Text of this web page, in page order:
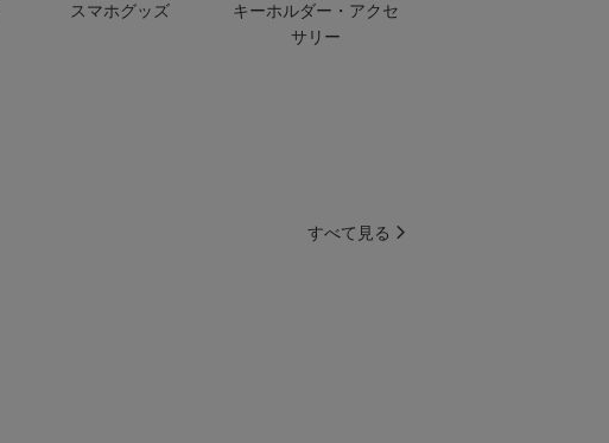
スマホグッズ
キーホルダー・アクセ
サリー
すべて見る